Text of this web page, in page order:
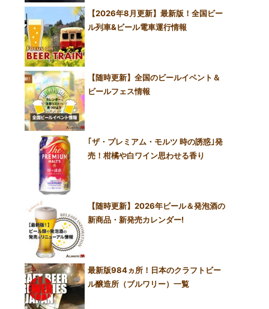
【2026年8月更新】最新版！全国ビー
ル列車&ビール電車運行情報
【随時更新】全国のビールイベント＆
ビールフェス情報
｢ザ・プレミアム・モルツ 時の誘惑｣発
売！柑橘や白ワイン思わせる香り
【随時更新】2026年ビール＆発泡酒の
新商品・新発売カレンダー!
最新版984ヵ所！日本のクラフトビー
ル醸造所（ブルワリー）一覧